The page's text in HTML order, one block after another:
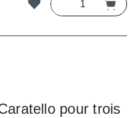
pour trois